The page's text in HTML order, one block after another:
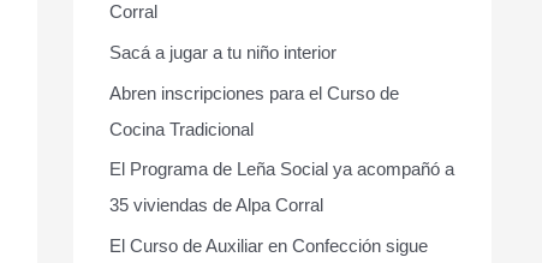
o
r
:
Corral
Sacá a jugar a tu niño interior
Abren inscripciones para el Curso de
Cocina Tradicional
El Programa de Leña Social ya acompañó a
35 viviendas de Alpa Corral
El Curso de Auxiliar en Confección sigue